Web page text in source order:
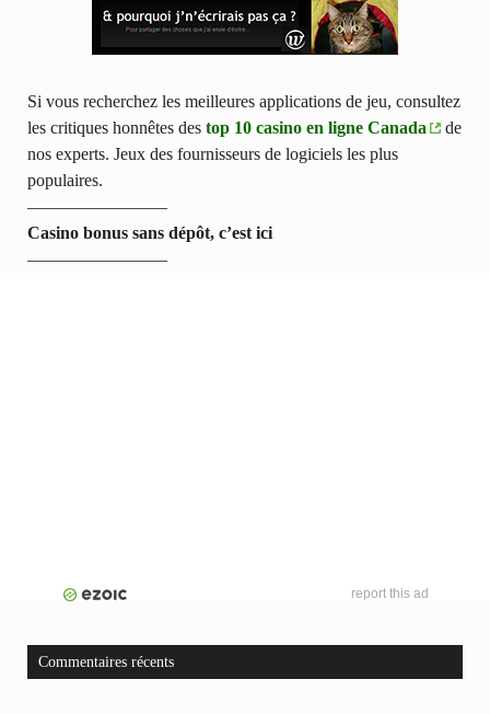
Si vous recherchez les meilleures applications de jeu, consultez
les critiques honnêtes des top 10 casino en ligne Canada
de
nos experts. Jeux des fournisseurs de logiciels les plus
populaires.
————————
Casino bonus sans dépôt, c’est ici
————————
report this ad
Commentaires récents